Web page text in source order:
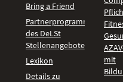
Bring a Friend
Partnerprogramm
des DeLSt
Stellenangebote
Lexikon
Details zu
mit